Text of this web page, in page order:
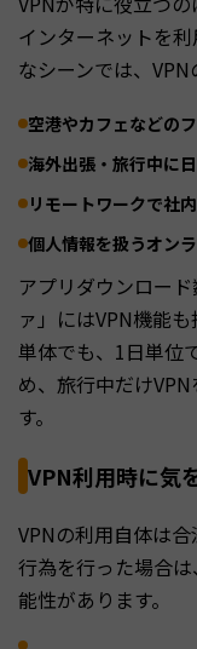
インターネットを
なシーンでは、VPN
空港やカフェなどの
海外出張・旅行中に
リモートワークで社
個人情報を扱うオン
アプリダウンロー
ァ」にはVPN機能
単体でも、1日単位
め、旅行中だけ
す。
VPN利用時に気
VPNの利用自体は
行為を行った場合
能性があります。